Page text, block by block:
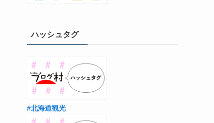
ハッシュタグ
#北海道観光